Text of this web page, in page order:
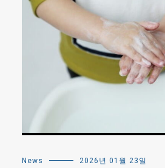
News 2026년 01월 23일